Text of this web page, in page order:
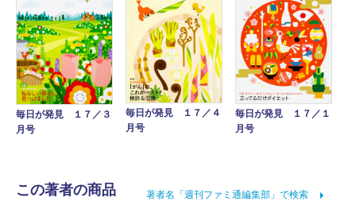
毎日が発見 １７／３
月号
毎日が発見 １７／４
月号
毎日が発見 １７／１
月号
この著者の商品 著者名「週刊ファミ通編集部」で検索